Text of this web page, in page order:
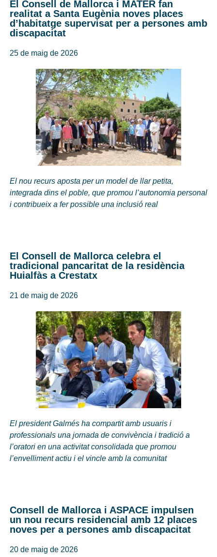
El Consell de Mallorca i MATER fan
realitat a Santa Eugènia noves places
d’habitatge supervisat per a persones amb
discapacitat
25 de maig de 2026
El nou recurs aposta per un model de llar petita,
integrada dins el poble, que promou l’autonomia personal
i contribueix a fer possible una inclusió real
El Consell de Mallorca celebra el
tradicional pancaritat de la residència
Huialfàs a Crestatx
21 de maig de 2026
El president Galmés ha compartit amb usuaris i
professionals una jornada de convivència i tradició a
l’oratori en una activitat consolidada que promou
l’envelliment actiu i el vincle amb la comunitat
Consell de Mallorca i ASPACE impulsen
un nou recurs residencial amb 12 places
noves per a persones amb discapacitat
20 de maig de 2026